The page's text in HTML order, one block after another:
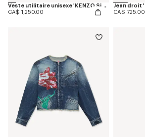
Veste utilitaire unisexe 'KENZO Signature' en denim japonais
CA$ 1,250.00
CA$ 725.00